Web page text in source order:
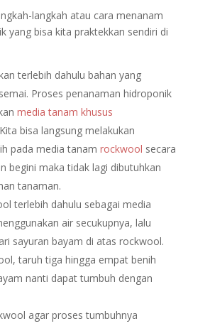
langkah atau cara menanam
yang bisa kita praktekkan sendiri di
terlebih dahulu bahan yang
Proses penanaman hidroponik
media tanam khusus
bisa langsung melakukan
pada media tanam rockwool secara
begini maka tidak lagi dibutuhkan
tanaman.
terlebih dahulu sebagai media
air secukupnya, lalu
sayuran bayam di atas rockwool.
taruh tiga hingga empat benih
nanti dapat tumbuh dengan
agar proses tumbuhnya